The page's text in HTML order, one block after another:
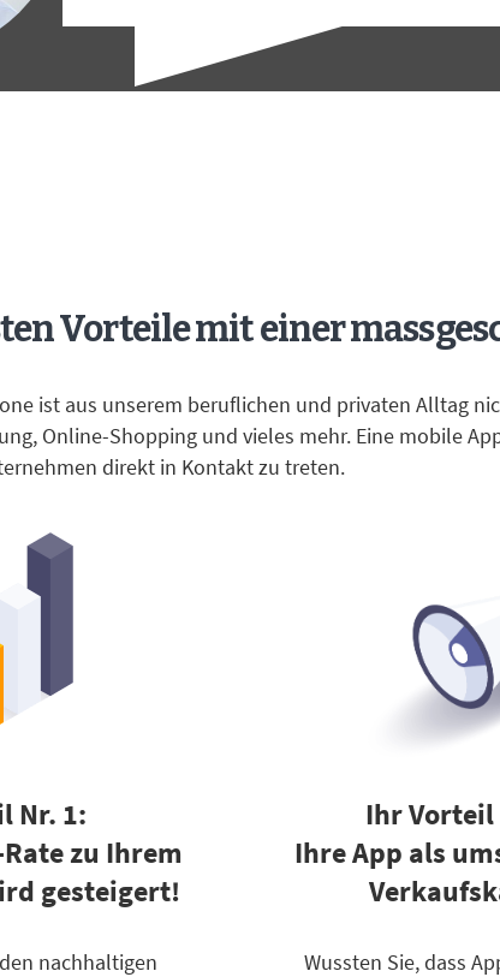
Vorteile mit einer
ist aus unserem beruflichen und privaten Alltag
Online-Shopping und vieles mehr. Eine mobile
direkt in Kontakt zu treten.
Nr. 1:
zu Ihrem
gesteigert!
nachhaltigen
Ihr Vorteil
Ihre App als
Wussten Sie, dass